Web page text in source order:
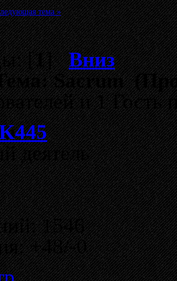
тема »
[1]Вниз
Sacrum
и 1 Гость
деятель
1546
+48/-0